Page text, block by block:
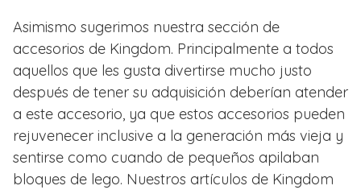
Asimismo sugerimos nuestra sección de
accesorios de Kingdom. Principalmente a todos
aquellos que les gusta divertirse mucho justo
después de tener su adquisición deberían atender
a este accesorio, ya que estos accesorios pueden
rejuvenecer inclusive a la generación más vieja y
sentirse como cuando de pequeños apilaban
bloques de lego. Nuestros artículos de Kingdom